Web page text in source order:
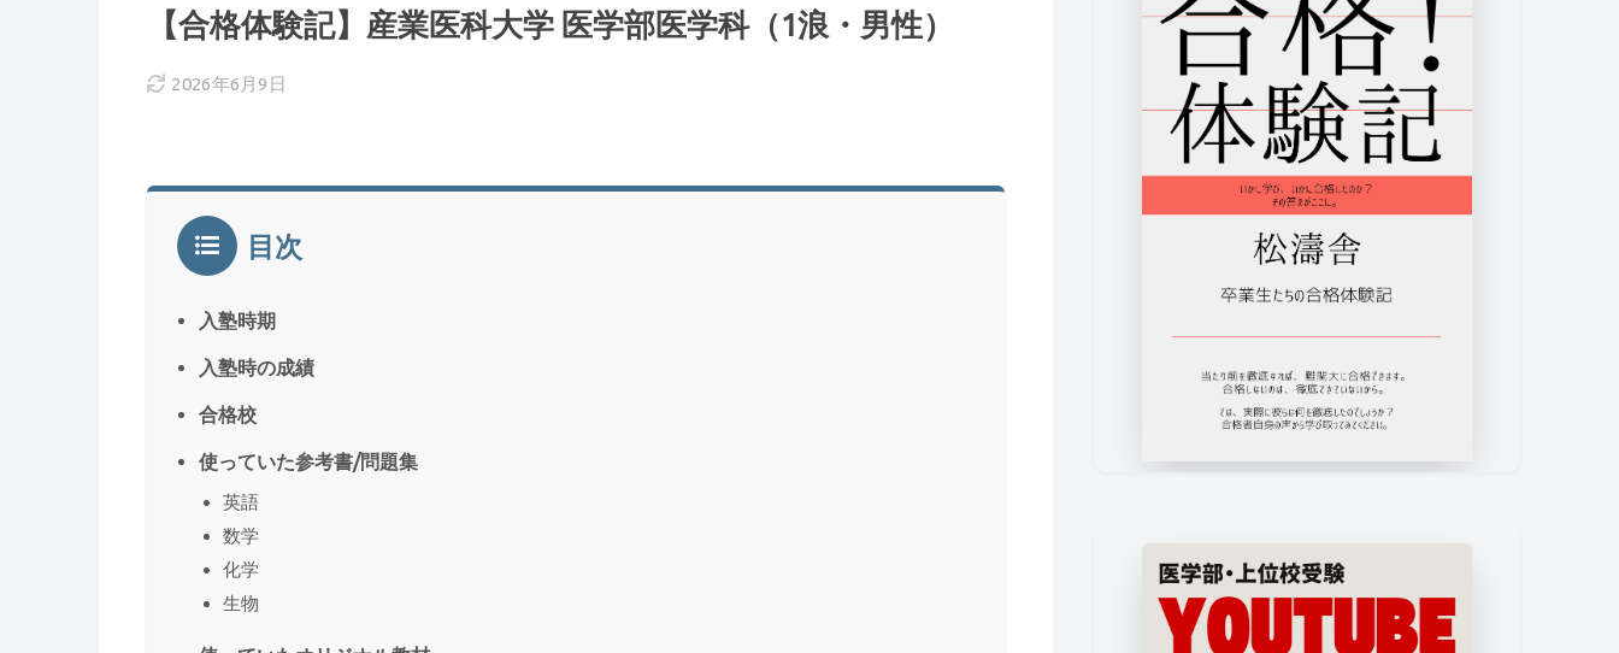
【合格体験記】産業医科大学 医学部医学科（1浪・男性）
2026年6月9日
目次
入塾時期
入塾時の成績
合格校
使っていた参考書/問題集
英語
数学
化学
生物